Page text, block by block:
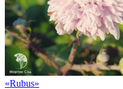
«Rubus»